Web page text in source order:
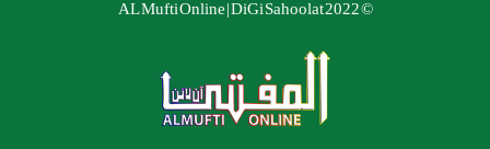
© 2022 AL Mufti Online |
DiGi Sahoolat